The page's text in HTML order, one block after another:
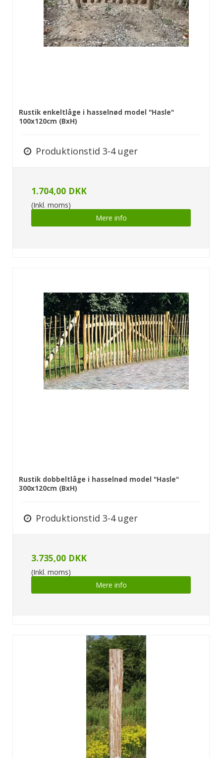
Rustik enkeltlåge i hasselnød model "Hasle"
100x120cm (BxH)
Produktionstid 3-4 uger
1.704,00 DKK
(Inkl. moms)
Mere info
Rustik dobbeltlåge i hasselnød model "Hasle"
300x120cm (BxH)
Produktionstid 3-4 uger
3.735,00 DKK
(Inkl. moms)
Mere info